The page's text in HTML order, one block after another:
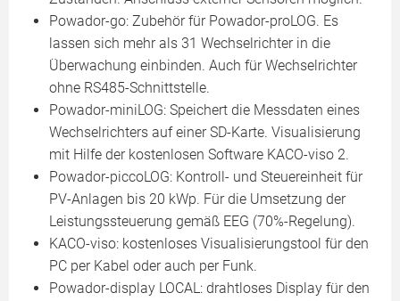
Powador-go: Zubehör für Powador-proLOG. Es
lassen sich mehr als 31 Wechselrichter in die
Überwachung einbinden. Auch für Wechselrichter
ohne RS485-Schnittstelle.
Powador-miniLOG: Speichert die Messdaten eines
Wechselrichters auf einer SD-Karte. Visualisierung
mit Hilfe der kostenlosen Software KACO-viso 2.
Powador-piccoLOG: Kontroll- und Steuereinheit für
PV-Anlagen bis 20 kWp. Für die Umsetzung der
Leistungssteuerung gemäß EEG (70%-Regelung).
KACO-viso: kostenloses Visualisierungstool für den
PC per Kabel oder auch per Funk.
Powador-display LOCAL: drahtloses Display für den